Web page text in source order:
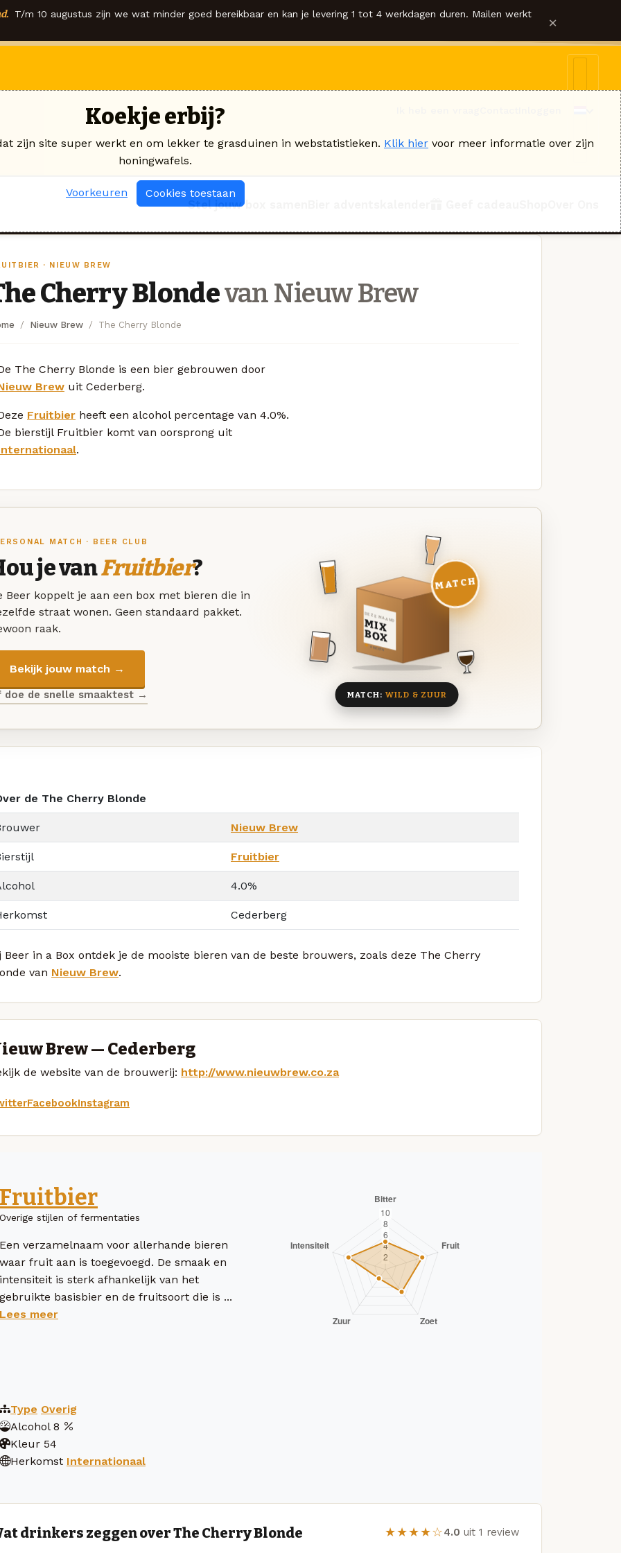
T/m 10 augustus zijn we wat minder goed bereikbaar en kan je levering 1 tot 4 werkdagen duren. Mailen werkt ×
Stel jouw box samen
· NIEUW BREW
Cherry Blondevan Nieuw Brew
Nieuw Brew The Cherry Blonde
The Cherry Blonde is een bier gebrouwen door
Brew uit Cederberg.
Fruitbier heeft een alcohol percentage van 4.0%.
bierstijl Fruitbier komt van oorsprong uit
.
MATCH · BEER CLUB
je vanFruitbier?
Beer koppelt je aan een box met bieren die in
straat wonen. Geen standaard pakket.
raak.
Bekijk jouw match →
doe de snelle smaaktest →
DEZE MAAND
MIX
BOX
8 BIEREN
MATCH
MATCH: WILD & ZUUR
de The Cherry Blonde
Nieuw Brew
Fruitbier
4.0%
Cederberg
Beer in a Box ontdek je de mooiste bieren van de beste brouwers, zoals deze The Cherry
van Nieuw Brew.
Brew — Cederberg
de website van de brouwerij: http://www.nieuwbrew.co.za
FacebookInstagram
Fruitbier
Overige stijlen of fermentaties
Een verzamelnaam voor allerhande bieren
waar fruit aan is toegevoegd. De smaak en
intensiteit is sterk afhankelijk van het
gebruikte basisbier en de fruitsoort die is ...
Lees meer
Type Overig
Alcohol 8
Kleur 54
Herkomst Internationaal
drinkers zeggen over The Cherry Blonde ★★★★☆4.0 uit 1 review
Koekje erbij?
zijn site super werkt en om lekker te grasduinen in webstatistieken. Klik hier voor meer informatie over zijn
honingwafels.
Voorkeuren Cookies toestaan